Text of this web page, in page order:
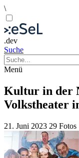
\
.dev
Suche
Menü
Kultur in der
Volkstheater
21. Juni 2023 29 Fotos